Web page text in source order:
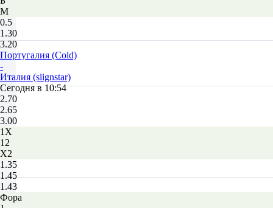
М
0.5
1.30
3.20
Португалия (Cold)
-
Италия (siignstar)
Сегодня в 10:54
2.70
2.65
3.00
1X
12
X2
1.35
1.45
1.43
Фора